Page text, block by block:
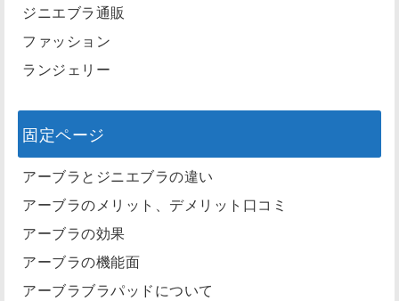
ジニエブラ通販
ファッション
ランジェリー
固定ページ
アーブラとジニエブラの違い
アーブラのメリット、デメリット口コミ
アーブラの効果
アーブラの機能面
アーブラブラパッドについて